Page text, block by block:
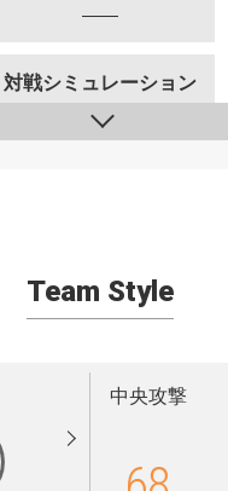
対戦シミュレーション
Team Style
中央攻撃